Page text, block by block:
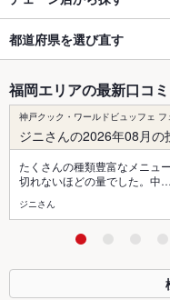
都道府県を選び直す
福岡エリアの最新口コミ
神戸クック・ワールドビュッフェ
ジニさんの2026年08月の
たくさんの種類豊富なメニュ
切れないほどの量でした。中…
ジニさん